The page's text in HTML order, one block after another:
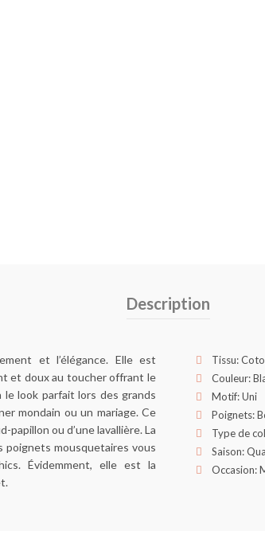
Description
et l’élégance. Elle est
et doux au toucher offrant le
le look parfait lors des grands
mondain ou un mariage. Ce
papillon ou d’une lavallière. La
poignets mousquetaires vous
Évidemment, elle est la
Tissu:
Couleur:
Motif: Uni
Poignets:
Type de
Saison:
Occasion: